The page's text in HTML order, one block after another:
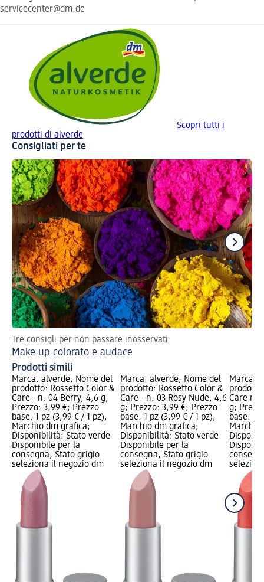
servicecenter@dm.de
Scopri tutti i
prodotti di alverde
Consigliati per te
Tre consigli per non passare inosservati
Make-up colorato e audace
Prodotti simili
Marca: alverde; Nome del
prodotto: Rossetto Color &
Care - n. 04 Berry, 4,6 g;
Prezzo: 3,99 €; Prezzo
base: 1 pz (3,99 € / 1 pz);
Marchio dm grafica;
Disponibilità: Stato verde
Disponibile per la
consegna, Stato grigio
seleziona il negozio dm
Marca: alverde; Nome del
prodotto: Rossetto Color &
Care - n. 03 Rosy Nude, 4,6
g; Prezzo: 3,99 €; Prezzo
base: 1 pz (3,99 € / 1 pz);
Marchio dm grafica;
Disponibilità: Stato verde
Disponibile per la
consegna, Stato grigio
seleziona il negozio dm
Marca:
Care n.
g;
base: 1
Marchio